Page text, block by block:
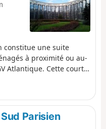
constitue une suite
à proximité ou au-
Atlantique. Cette courte
quelques libertés
secrets du 14ème
Parisien